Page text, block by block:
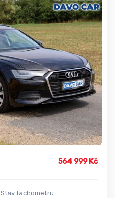
564 999 Kč
Stav tachometru